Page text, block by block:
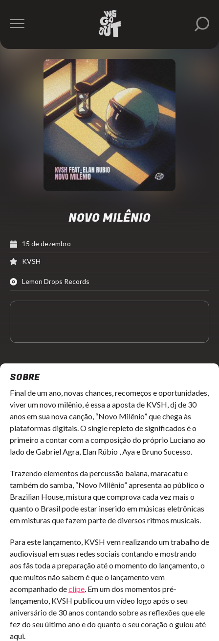
NOVO MILÊNIO
15 de dezembro
KVSH
Lemon Drops Records
SOBRE
Final de um ano, novas chances, recomeços e oportunidades,
viver um novo milênio, é essa a aposta de KVSH, dj de 30
anos em sua nova canção, “Novo Milênio” que chega às
plataformas digitais. O single repleto de significados é o
primeiro a contar com a composição do próprio Luciano ao
lado de Gabriel Agra, Elan Rúbio , Aya e Bruno Sucesso.
Trazendo elementos da percussão baiana, maracatu e
também do samba, “Novo Milênio” apresenta ao público o
Brazilian House, mistura que comprova cada vez mais o
quanto o Brasil pode estar inserido em músicas eletrônicas
em misturas que fazem parte de diversos ritmos musicais.
Para este lançamento, KVSH vem realizando um trabalho de
audiovisual em suas redes sociais contando e mostrando
aos fãs toda a preparação até o momento do lançamento, o
que muitos não sabem é que o lançamento vem
acompanhado declipe. Em um dos momentos pré-
lançamento, KVSH publicou um vídeo logo após o seu
aniversário de 30 anos contando sobre as reflexões que ele
fez do seu último ano e do quanto o seu coração o guiou até
aqui.